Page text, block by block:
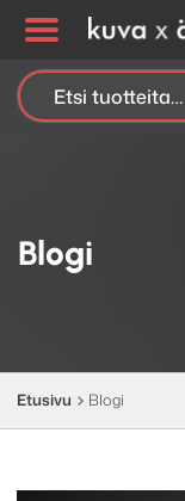
Etsi:
Blogi
Etusivu Blogi